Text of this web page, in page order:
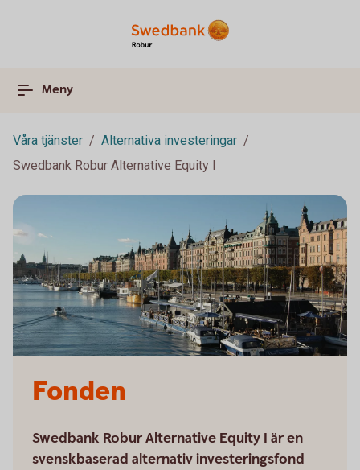
Meny
Våra tjänster
Alternativa investeringar
Swedbank Robur Alternative Equity I
Fonden
Swedbank Robur Alternative Equity I är en
svenskbaserad alternativ investeringsfond